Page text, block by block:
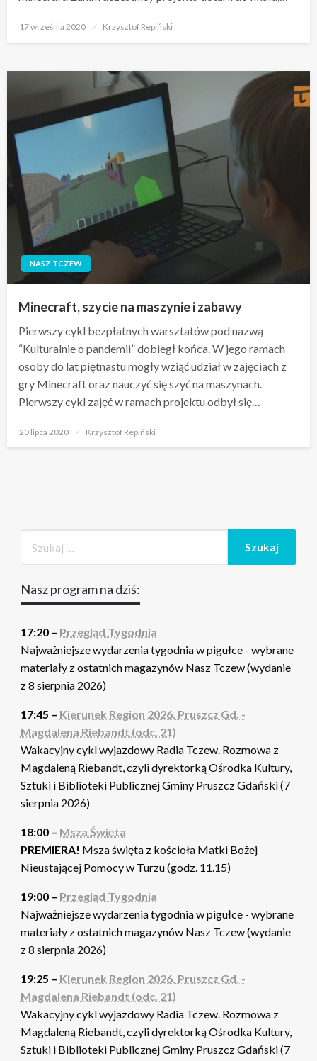
Opublikowane
17 września 2020 Krzysztof Repiński
NASZ TCZEW
Minecraft, szycie na maszynie i zabawy
Pierwszy cykl bezpłatnych warsztatów pod nazwą
“Kulturalnie o pandemii” dobiegł końca. W jego ramach
osoby do lat piętnastu mogły wziąć udział w zajęciach z
gry Minecraft oraz nauczyć się szyć na maszynach.
Pierwszy cykl zajęć w ramach projektu odbył się…
Opublikowane
20 lipca 2020 Krzysztof Repiński
Nasz program na dziś:
17:20 – Przegląd Tygodnia
Najważniejsze wydarzenia tygodnia w pigułce - wybrane
materiały z ostatnich magazynów Nasz Tczew (wydanie
z 8 sierpnia 2026)
17:45 – Kierunek Region 2026. Pruszcz Gd. -
Magdalena Riebandt (odc. 21)
Wakacyjny cykl wyjazdowy Radia Tczew. Rozmowa z
Magdaleną Riebandt, czyli dyrektorką Ośrodka Kultury,
Sztuki i Biblioteki Publicznej Gminy Pruszcz Gdański (7
sierpnia 2026)
18:00 – Msza Święta
PREMIERA! Msza święta z kościoła Matki Bożej
Nieustającej Pomocy w Turzu (godz. 11.15)
19:00 – Przegląd Tygodnia
Najważniejsze wydarzenia tygodnia w pigułce - wybrane
materiały z ostatnich magazynów Nasz Tczew (wydanie
z 8 sierpnia 2026)
19:25 – Kierunek Region 2026. Pruszcz Gd. -
Magdalena Riebandt (odc. 21)
Wakacyjny cykl wyjazdowy Radia Tczew. Rozmowa z
Magdaleną Riebandt, czyli dyrektorką Ośrodka Kultury,
Sztuki i Biblioteki Publicznej Gminy Pruszcz Gdański (7